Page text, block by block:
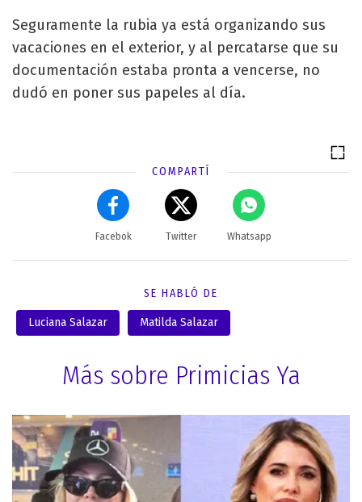
Seguramente la rubia ya está organizando sus
vacaciones en el exterior, y al percatarse que su
documentación estaba pronta a vencerse, no
dudó en poner sus papeles al día.
COMPARTÍ
Facebok Twitter Whatsapp
SE HABLÓ DE
Luciana Salazar Matilda Salazar
Más sobre Primicias Ya